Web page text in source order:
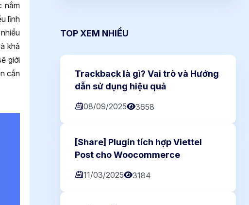
nắm
lĩnh
khả
giới
cần
TOP XEM NHIỀU
Trackback là gì? Vai trò và Hướng
dẫn sử dụng hiệu quả
08/09/2025 3658
[Share] Plugin tích hợp Viettel
Post cho Woocommerce
11/03/2025 3184